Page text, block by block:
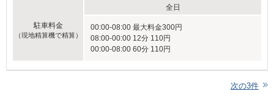
駐車料金
（現地精算機で精算）
全日
00:00-08:00 最大料金300円
08:00-00:00 12分 110円
00:00-08:00 60分 110円
次の3件